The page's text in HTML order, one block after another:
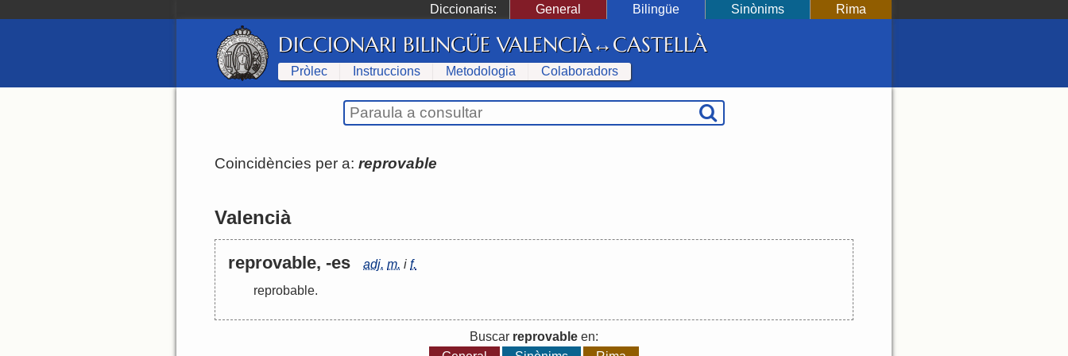
Diccionaris: General Bilingüe Sinònims Rima
DICCIONARI BILINGÜE VALENCIÀ↔CASTELLÀ
Pròlec Instruccions Metodologia Colaboradors
Coincidències per a: reprovable
Valencià
reprovable, -es adj. m. i f.
reprobable.
Buscar reprovable en: